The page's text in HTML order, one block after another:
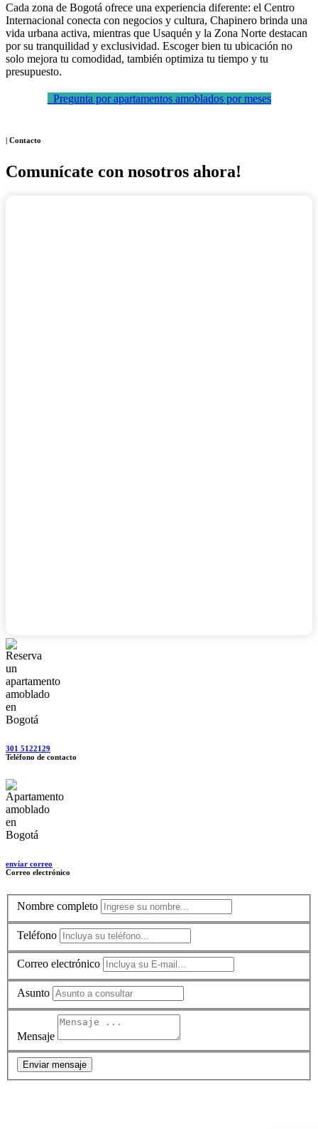
Cada zona de Bogotá ofrece una experiencia diferente: el Centro
Internacional conecta con negocios y cultura, Chapinero brinda una
vida urbana activa, mientras que Usaquén y la Zona Norte destacan
por su tranquilidad y exclusividad. Escoger bien tu ubicación no
solo mejora tu comodidad, también optimiza tu tiempo y tu
presupuesto.
Pregunta por apartamentos amoblados por meses
| Contacto
Comunícate con nosotros ahora!
301 5122129
Teléfono de contacto
envíar correo
Correo electrónico
Nombre completo
Teléfono
Correo electrónico
Asunto
Mensaje
Enviar mensaje